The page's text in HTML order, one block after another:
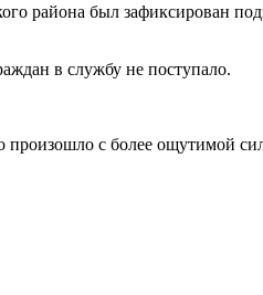
района был зафиксирован
в службу не поступало.
произошло с более ощутимой